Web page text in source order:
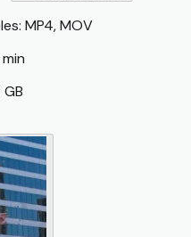
MP4, MOV